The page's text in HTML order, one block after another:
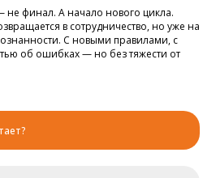
финал. А начало нового цикла.
в сотрудничество, но уже на
С новыми правилами, с
об ошибках — но без тяжести от